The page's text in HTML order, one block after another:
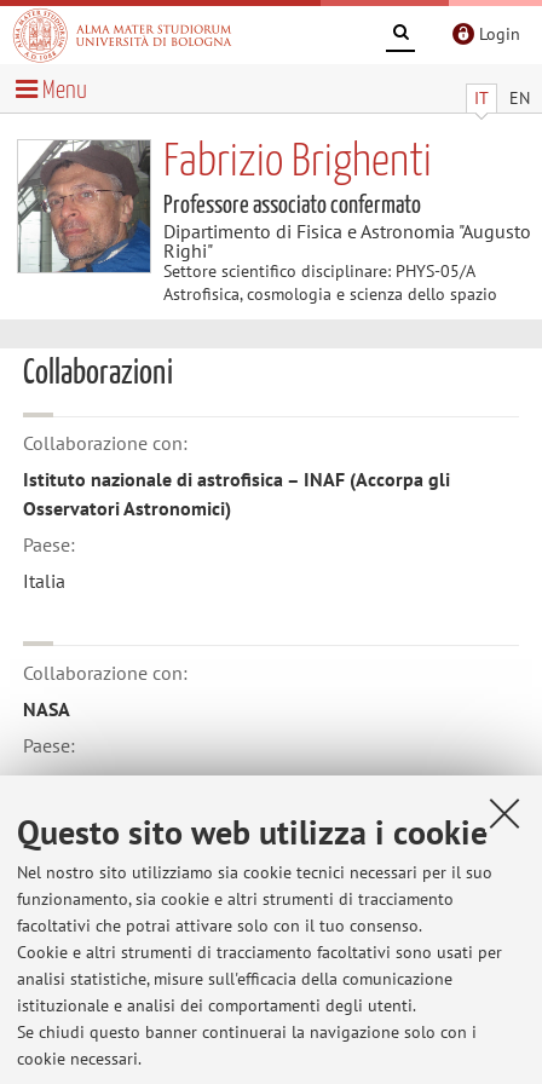
Questo sito web utilizza i cookie
Nel nostro sito utilizziamo sia cookie tecnici necessari per il suo
funzionamento, sia cookie e altri strumenti di tracciamento
facoltativi che potrai attivare solo con il tuo consenso.
Cookie e altri strumenti di tracciamento facoltativi sono usati per
analisi statistiche, misure sull'efficacia della comunicazione
istituzionale e analisi dei comportamenti degli utenti.
Se chiudi questo banner continuerai la navigazione solo con i
cookie necessari.
Login
IT EN
Menu
Fabrizio Brighenti
Professore associato confermato
Dipartimento di Fisica e Astronomia "Augusto
Righi"
Settore scientifico disciplinare: PHYS-05/A
Astrofisica, cosmologia e scienza dello spazio
Collaborazioni
Collaborazione con:
Istituto nazionale di astrofisica – INAF (Accorpa gli
Osservatori Astronomici)
Paese:
Italia
Collaborazione con:
NASA
Paese:
Stati Uniti D'America
Collaborazione con:
Universita' della California
Paese:
Stati Uniti D'America